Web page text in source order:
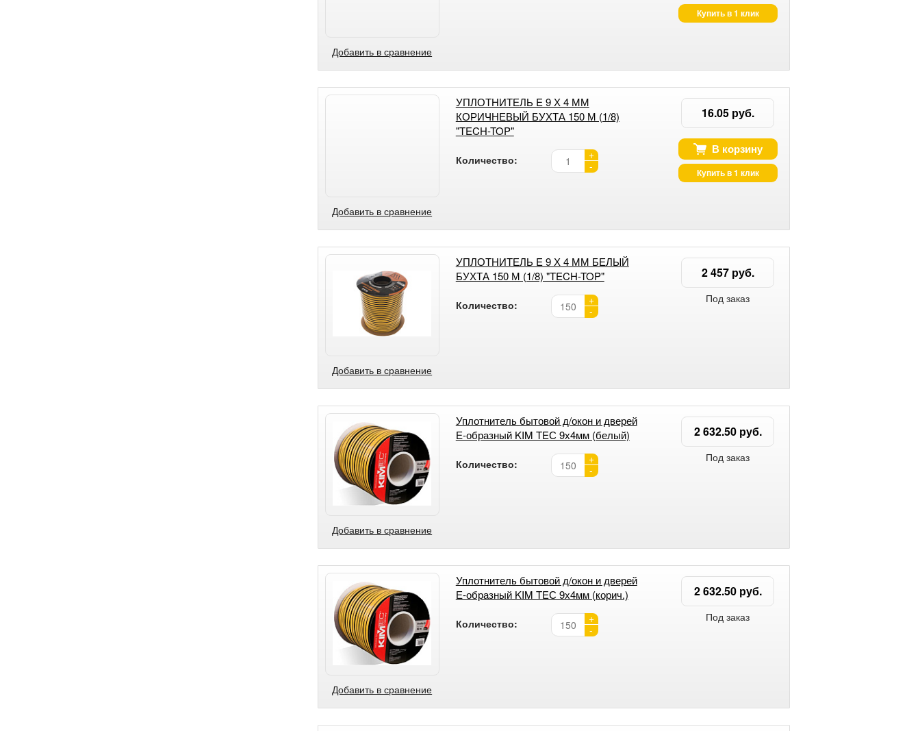
Добавить в сравнение
Купить в 1 клик
Добавить в сравнение
УПЛОТНИТЕЛЬ E 9 Х 4 ММ
КОРИЧНЕВЫЙ БУХТА 150 М (1/8)
"TECH-TOP"
Количество:
+
-
16.05 руб.
В корзину
Купить в 1 клик
Добавить в сравнение
УПЛОТНИТЕЛЬ E 9 Х 4 ММ БЕЛЫЙ
БУХТА 150 М (1/8) "TECH-TOP"
Количество:
+
-
2 457 руб.
Под заказ
Добавить в сравнение
Уплотнитель бытовой д/окон и дверей
Е-образный KIM TEС 9х4мм (белый)
Количество:
+
-
2 632.50 руб.
Под заказ
Добавить в сравнение
Уплотнитель бытовой д/окон и дверей
Е-образный KIM TEС 9х4мм (корич.)
Количество:
+
-
2 632.50 руб.
Под заказ